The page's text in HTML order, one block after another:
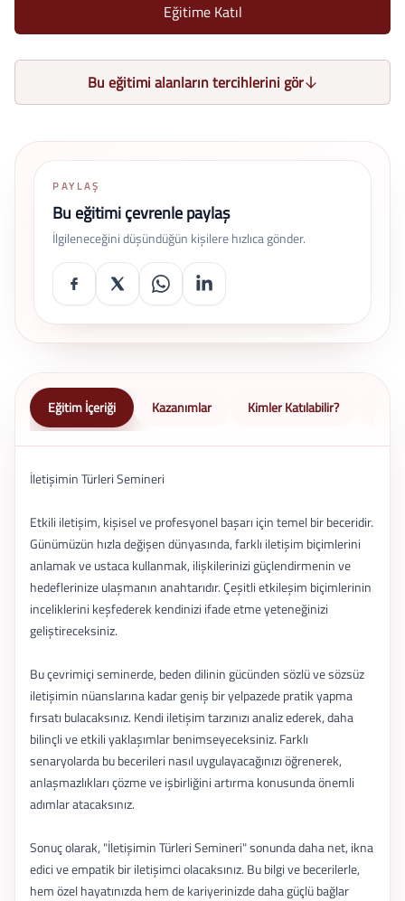
Eğitime Katıl
Bu eğitimi alanların tercihlerini gör
PAYLAŞ
Bu eğitimi çevrenle paylaş
İlgileneceğini düşündüğün kişilere hızlıca gönder.
Eğitim İçeriği Kazanımlar Kimler Katılabilir?
İletişimin Türleri Semineri
Etkili iletişim, kişisel ve profesyonel başarı için temel bir beceridir.
Günümüzün hızla değişen dünyasında, farklı iletişim biçimlerini
anlamak ve ustaca kullanmak, ilişkilerinizi güçlendirmenin ve
hedeflerinize ulaşmanın anahtarıdır. Çeşitli etkileşim biçimlerinin
inceliklerini keşfederek kendinizi ifade etme yeteneğinizi
geliştireceksiniz.
Bu çevrimiçi seminerde, beden dilinin gücünden sözlü ve sözsüz
iletişimin nüanslarına kadar geniş bir yelpazede pratik yapma
fırsatı bulacaksınız. Kendi iletişim tarzınızı analiz ederek, daha
bilinçli ve etkili yaklaşımlar benimseyeceksiniz. Farklı
senaryolarda bu becerileri nasıl uygulayacağınızı öğrenerek,
anlaşmazlıkları çözme ve işbirliğini artırma konusunda önemli
adımlar atacaksınız.
Sonuç olarak, "İletişimin Türleri Semineri" sonunda daha net, ikna
edici ve empatik bir iletişimci olacaksınız. Bu bilgi ve becerilerle,
hem özel hayatınızda hem de kariyerinizde daha güçlü bağlar